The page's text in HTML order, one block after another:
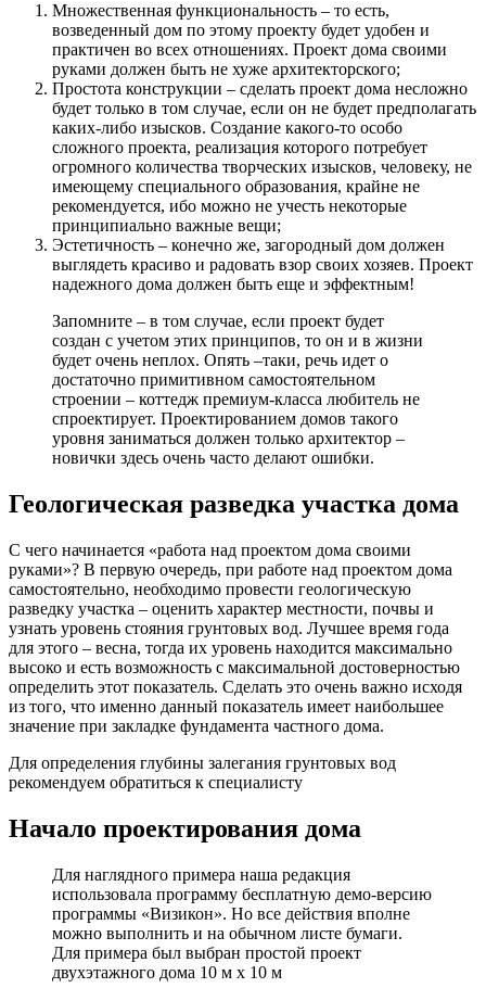
Множественная функциональность – то есть,
возведенный дом по этому проекту будет удобен и
практичен во всех отношениях. Проект дома своими
руками должен быть не хуже архитекторского;
Простота конструкции – сделать проект дома несложно
будет только в том случае, если он не будет предполагать
каких-либо изысков. Создание какого-то особо
сложного проекта, реализация которого потребует
огромного количества творческих изысков, человеку, не
имеющему специального образования, крайне не
рекомендуется, ибо можно не учесть некоторые
принципиально важные вещи;
Эстетичность – конечно же, загородный дом должен
выглядеть красиво и радовать взор своих хозяев. Проект
надежного дома должен быть еще и эффектным!
Запомните – в том случае, если проект будет
создан с учетом этих принципов, то он и в жизни
будет очень неплох. Опять –таки, речь идет о
достаточно примитивном самостоятельном
строении – коттедж премиум-класса любитель не
спроектирует. Проектированием домов такого
уровня заниматься должен только архитектор –
новички здесь очень часто делают ошибки.
Геологическая разведка участка дома
С чего начинается «работа над проектом дома своими
руками»? В первую очередь, при работе над проектом дома
самостоятельно, необходимо провести геологическую
разведку участка – оценить характер местности, почвы и
узнать уровень стояния грунтовых вод. Лучшее время года
для этого – весна, тогда их уровень находится максимально
высоко и есть возможность с максимальной достоверностью
определить этот показатель. Сделать это очень важно исходя
из того, что именно данный показатель имеет наибольшее
значение при закладке фундамента частного дома.
Для определения глубины залегания грунтовых вод
рекомендуем обратиться к специалисту
Начало проектирования дома
Для наглядного примера наша редакция
использовала программу бесплатную демо-версию
программы «Визикон». Но все действия вполне
можно выполнить и на обычном листе бумаги.
Для примера был выбран простой проект
двухэтажного дома 10 м х 10 м